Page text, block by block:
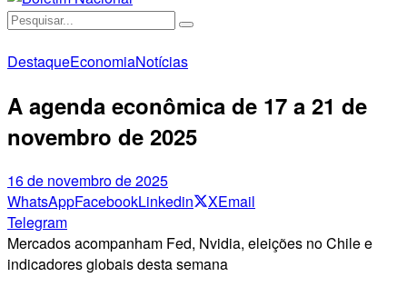
DestaqueEconomiaNotícias
A agenda econômica de 17 a 21 de
novembro de 2025
16 de novembro de 2025
WhatsAppFacebookLinkedin XEmail
Telegram
Mercados acompanham Fed, Nvidia, eleições no Chile e
indicadores globais desta semana